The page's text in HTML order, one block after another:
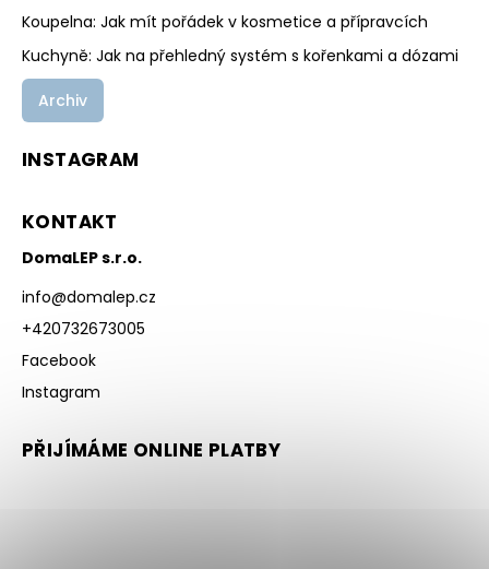
Koupelna: Jak mít pořádek v kosmetice a přípravcích
Kuchyně: Jak na přehledný systém s kořenkami a dózami
Archiv
INSTAGRAM
KONTAKT
DomaLEP s.r.o.
info@domalep.cz
+420732673005
Facebook
Instagram
PŘIJÍMÁME ONLINE PLATBY